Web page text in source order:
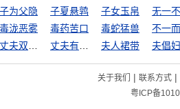
子为父隐 子夏悬鹑 子女玉帛
无一
毒泷恶雾 毒药苦口 毒蛇猛兽
不一
夫人裙带 夫倡
关于我们 | 联系方式|
粤ICP备